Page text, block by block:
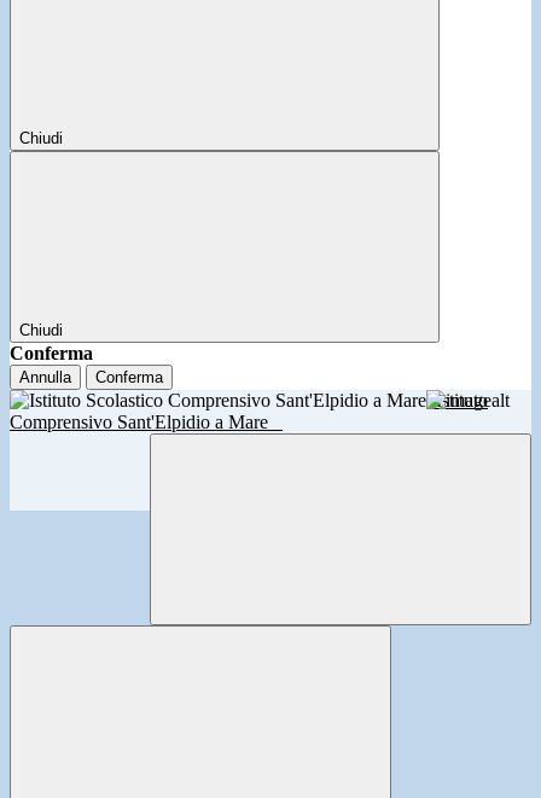
Chiudi
Chiudi
Conferma
Annulla Conferma
Istituto
Comprensivo Sant'Elpidio a Mare